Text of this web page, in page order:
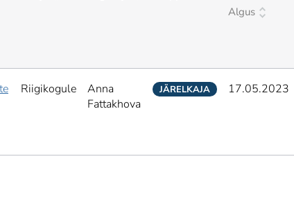
Algus
Riigikogule
Anna
Fattakhova
JÄRELKAJA 17.05.2023